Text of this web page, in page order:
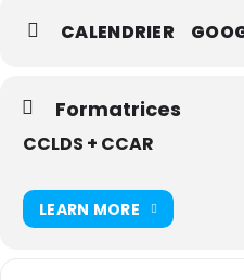
CALENDRIER
Formatrices
CCLDS + CCAR
LEARN MORE